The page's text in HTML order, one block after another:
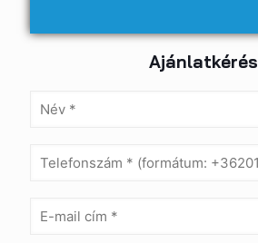
Ajánlatkérés